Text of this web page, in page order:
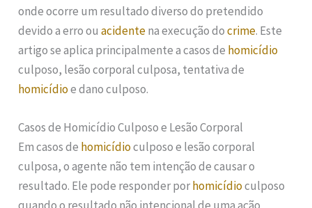
onde ocorre um resultado diverso do pretendido
devido a erro ouacidentena execução docrime. Este
artigo se aplica principalmente a casos de homicídio
culposo, lesão corporal culposa, tentativa de
homicídioe dano culposo.
Casos de Homicídio Culposo e Lesão Corporal
Em casos de homicídioculposo e lesão corporal
culposa, o agente não tem intenção de causar o
resultado. Ele pode responder porhomicídioculposo